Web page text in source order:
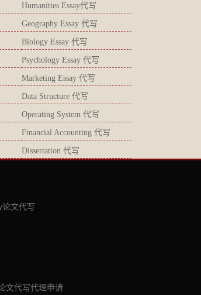
Humanities Essay代写
Geography Essay 代写
Biology Essay 代写
Psychology Essay 代写
Marketing Essay 代写
Data Structure 代写
Operating System 代写
Financial Accounting 代写
Dissertation 代写
论文代写
文代写代理申请